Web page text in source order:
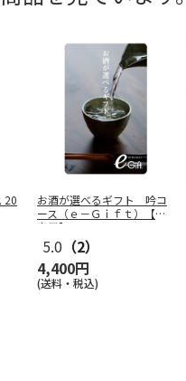
20
お酒が選べるギフト 吟コ
ース（ｅ－Ｇｉｆｔ）【慶
事用】
5.0 （2）
4,400円
(送料・税込)